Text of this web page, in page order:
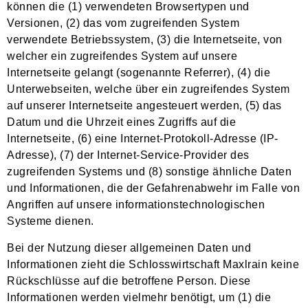
können die (1) verwendeten Browsertypen und
Versionen, (2) das vom zugreifenden System
verwendete Betriebssystem, (3) die Internetseite, von
welcher ein zugreifendes System auf unsere
Internetseite gelangt (sogenannte Referrer), (4) die
Unterwebseiten, welche über ein zugreifendes System
auf unserer Internetseite angesteuert werden, (5) das
Datum und die Uhrzeit eines Zugriffs auf die
Internetseite, (6) eine Internet-Protokoll-Adresse (IP-
Adresse), (7) der Internet-Service-Provider des
zugreifenden Systems und (8) sonstige ähnliche Daten
und Informationen, die der Gefahrenabwehr im Falle von
Angriffen auf unsere informationstechnologischen
Systeme dienen.
Bei der Nutzung dieser allgemeinen Daten und
Informationen zieht die Schlosswirtschaft Maxlrain keine
Rückschlüsse auf die betroffene Person. Diese
Informationen werden vielmehr benötigt, um (1) die